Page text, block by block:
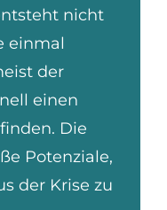
nicht
einmal
der
einen
Die
Potenziale,
der Krise zu